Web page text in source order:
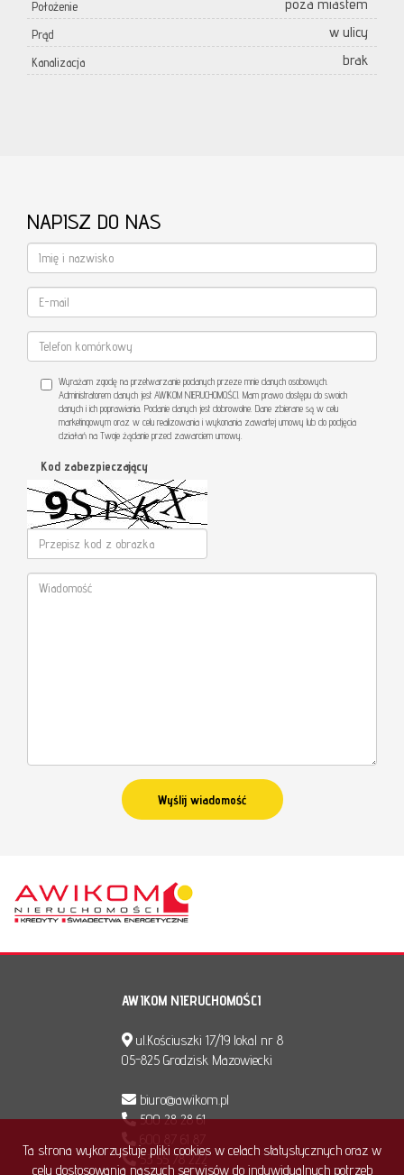
Położenie poza miastem
Prąd w ulicy
Kanalizacja brak
NAPISZ DO NAS
Wyrażam zgodę na przetwarzanie podanych przeze mnie danych osobowych.
Administratorem danych jest AWIKOM NIERUCHOMOŚCI. Mam prawo dostępu do swoich
danych i ich poprawiania. Podanie danych jest dobrowolne. Dane zbierane są w celu
marketingowym oraz w celu realizowania i wykonania zawartej umowy lub do podjęcia
działań na Twoje żądanie przed zawarciem umowy.
Kod zabezpieczający
AWIKOM NIERUCHOMOŚCI
ul.Kościuszki 17/19 lokal nr 8
05-825 Grodzisk Mazowiecki
biuro@awikom.pl
500 28 28 61
53 55 78 222
Ta strona wykorzystuje pliki cookies w celach statystycznych oraz w
celu dostosowania naszych serwisów do indywidualnych potrzeb